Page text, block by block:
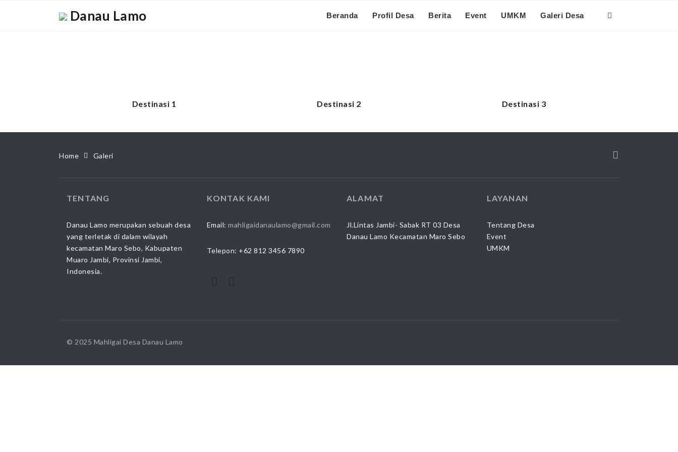
Danau Lamo Beranda Profil Desa Berita Event UMKM Galeri Desa
Destinasi 1 Destinasi 2 Destinasi 3
Home Galeri
TENTANG
Danau Lamo merupakan sebuah desa
yang terletak di dalam wilayah
kecamatan Maro Sebo, Kabupaten
Muaro Jambi, Provinsi Jambi,
Indonesia.
KONTAK KAMI
Email: mahligaidanaulamo@gmail.com
Telepon: +62 812 3456 7890
ALAMAT
Jl.Lintas Jambi- Sabak RT 03 Desa
Danau Lamo Kecamatan Maro Sebo
LAYANAN
Tentang Desa
Event
UMKM
© 2025 Mahligai Desa Danau Lamo